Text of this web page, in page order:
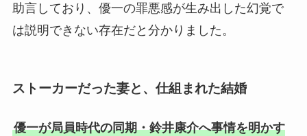
助言しており、優一の罪悪感が生み出した幻覚で
は説明できない存在だと分かりました。
ストーカーだった妻と、仕組まれた結婚
優一が局員時代の同期・鈴井康介へ事情を明かす